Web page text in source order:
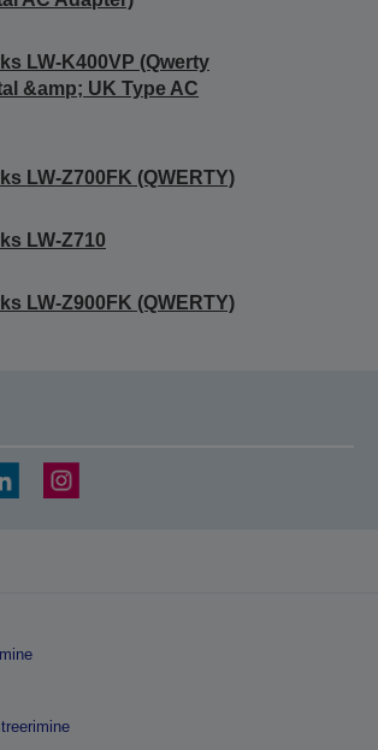
LW-K400VP (Qwerty
&amp; UK Type AC
LW-Z700FK (QWERTY)
LW-Z710
LW-Z900FK (QWERTY)